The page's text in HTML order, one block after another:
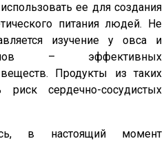
ее для создания
питания людей. Не
изучение у овса и
– эффективных
Продукты из таких
сердечно-сосудистых
в настоящий момент